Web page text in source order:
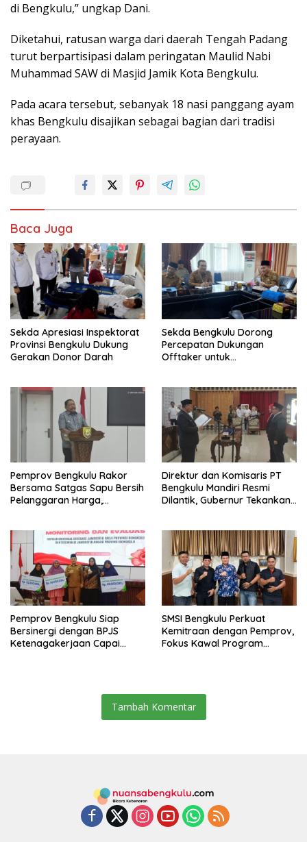
di Bengkulu,” ungkap Dani.
Diketahui, ratusan warga dari daerah Tengah Padang
turut berpartisipasi dalam peringatan Maulid Nabi
Muhammad SAW di Masjid Jamik Kota Bengkulu.
Pada acara tersebut, sebanyak 18 nasi panggang ayam
khas Bengkulu disajikan sebagai bagian dari tradisi
perayaan.
Baca Juga
Sekda Apresiasi Inspektorat
Provinsi Bengkulu Dukung
Gerakan Donor Darah
Sekda Bengkulu Dorong
Percepatan Dukungan
Offtaker untuk
Pemprov Bengkulu Rakor
Bersama Satgas Sapu Bersih
Pelanggaran Harga,
Masih Jadi Sorotan
Direktur dan Komisaris PT
Bengkulu Mandiri Resmi
Dilantik, Gubernur Tekankan
Pemprov Bengkulu Siap
Bersinergi dengan BPJS
Ketenagakerjaan Capai
SMSI Bengkulu Perkuat
Kemitraan dengan Pemprov,
Fokus Kawal Program
Tambah Komentar